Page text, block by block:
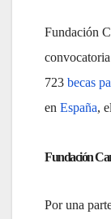
Fundación
723 becas
en España,
Fundación
Por una